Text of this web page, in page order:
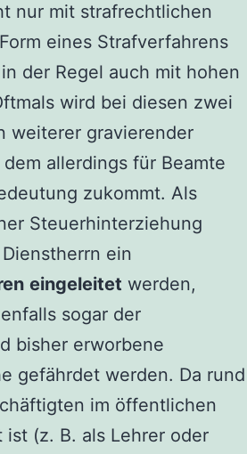
nur mit strafrechtlichen
eines Strafverfahrens
der Regel auch mit hohen
wird bei diesen zwei
weiterer gravierender
allerdings für Beamte
zukommt. Als
Steuerhinterziehung
ein
eingeleitet werden,
sogar der
bisher erworbene
gefährdet werden. Da rund
im öffentlichen
ist (z. B. als Lehrer oder